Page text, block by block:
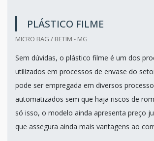
PLÁSTICO FILME
MICRO BAG / BETIM - MG
Sem dúvidas, o plástico filme é um dos
utilizados em processos de envase do
pode ser empregada em diversos
automatizados sem que haja riscos de
só isso, o modelo ainda apresenta preço
que assegura ainda mais vantagens ao